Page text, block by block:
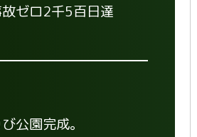
ゼロ2千5百日達
公園完成。